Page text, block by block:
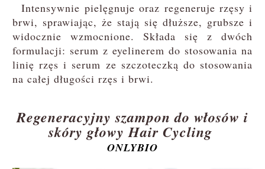
Intensywnie pielęgnuje oraz regeneruje rzęsy i
brwi, sprawiając, że stają się dłuższe, grubsze i
widocznie wzmocnione. Składa się z dwóch
formulacji: serum z eyelinerem do stosowania na
linię rzęs i serum ze szczoteczką do stosowania
na całej długości rzęs i brwi.
Regeneracyjny szampon do włosów i
skóry głowy Hair Cycling
ONLYBIO